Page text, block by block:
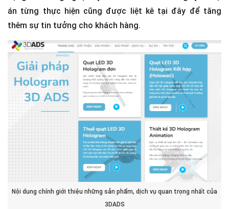
án từng thực hiện cũng được liệt kê tại đây để tăng
thêm sự tin tưởng cho khách hàng.
Nội dung chính giới thiệu những sản phẩm, dịch vụ quan trọng nhất của
3DADS